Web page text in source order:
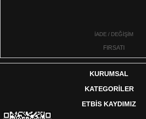
İADE / DEĞİŞİM
FIRSATI
KURUMSAL
KATEGORİLER
ETBİS KAYDIMIZ